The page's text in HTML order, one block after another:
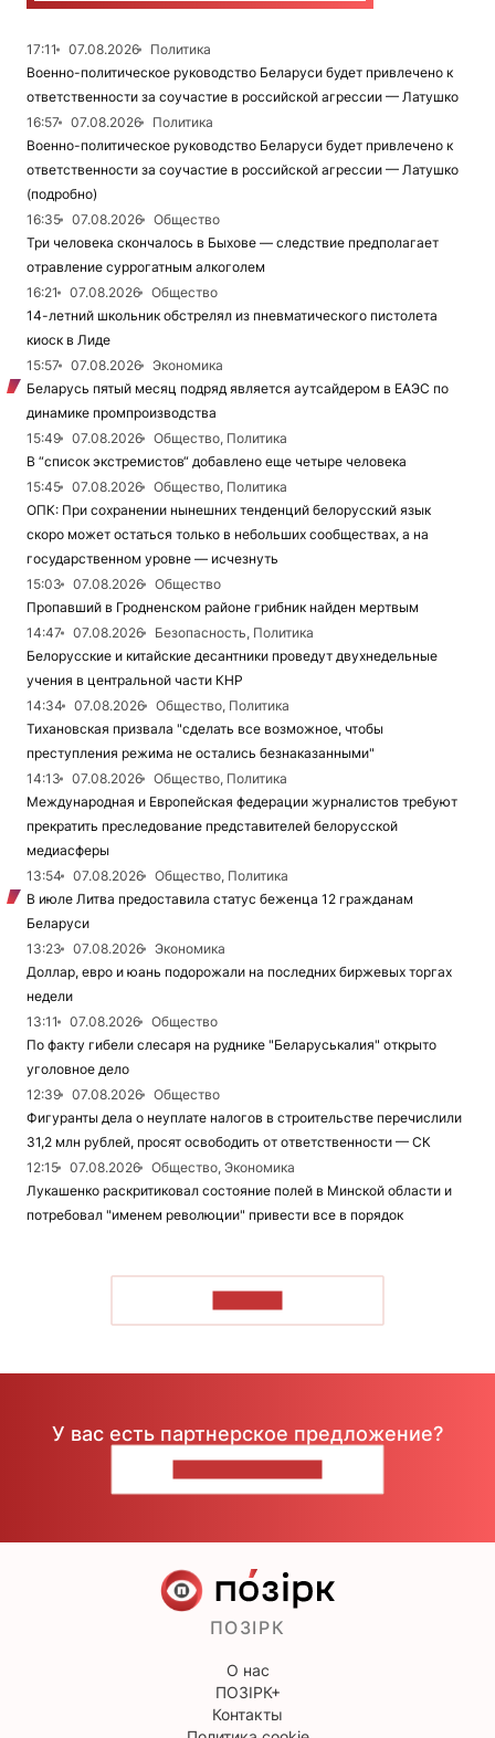
17:11 07.08.2026
Политика
Военно-политическое руководство Беларуси будет привлечено к
ответственности за соучастие в российской агрессии — Латушко
16:57
07.08.2026
Политика
Военно-политическое руководство Беларуси будет привлечено к
ответственности за соучастие в российской агрессии — Латушко
(подробно)
16:35
07.08.2026
Общество
Три человека скончалось в Быхове — следствие предполагает
отравление суррогатным алкоголем
16:21
07.08.2026
Общество
14-летний школьник обстрелял из пневматического пистолета
киоск в Лиде
15:57
07.08.2026
Экономика
Беларусь пятый месяц подряд является аутсайдером в ЕАЭС по
динамике промпроизводства
15:49
07.08.2026
Общество, Политика
В “список экстремистов“ добавлено еще четыре человека
15:45
07.08.2026
Общество, Политика
ОПК: При сохранении нынешних тенденций белорусский язык
скоро может остаться только в небольших сообществах, а на
государственном уровне — исчезнуть
15:03
07.08.2026
Общество
Пропавший в Гродненском районе грибник найден мертвым
14:47
07.08.2026
Безопасность, Политика
Белорусские и китайские десантники проведут двухнедельные
учения в центральной части КНР
14:34
07.08.2026
Общество, Политика
Тихановская призвала "сделать все возможное, чтобы
преступления режима не остались безнаказанными"
14:13
07.08.2026
Общество, Политика
Международная и Европейская федерации журналистов требуют
прекратить преследование представителей белорусской
медиасферы
13:54
07.08.2026
Общество, Политика
В июле Литва предоставила статус беженца 12 гражданам
Беларуси
13:23
07.08.2026
Экономика
Доллар, евро и юань подорожали на последних биржевых торгах
недели
13:11
07.08.2026
Общество
По факту гибели слесаря на руднике "Беларуськалия" открыто
уголовное дело
12:39
07.08.2026
Общество
Фигуранты дела о неуплате налогов в строительстве перечислили
31,2 млн рублей, просят освободить от ответственности — СК
12:15
07.08.2026
Общество, Экономика
Лукашенко раскритиковал состояние полей в Минской области и
потребовал "именем революции" привести все в порядок
У вас есть партнерское предложение?
ПОЗІРК
О нас
ПОЗІРК+
Контакты